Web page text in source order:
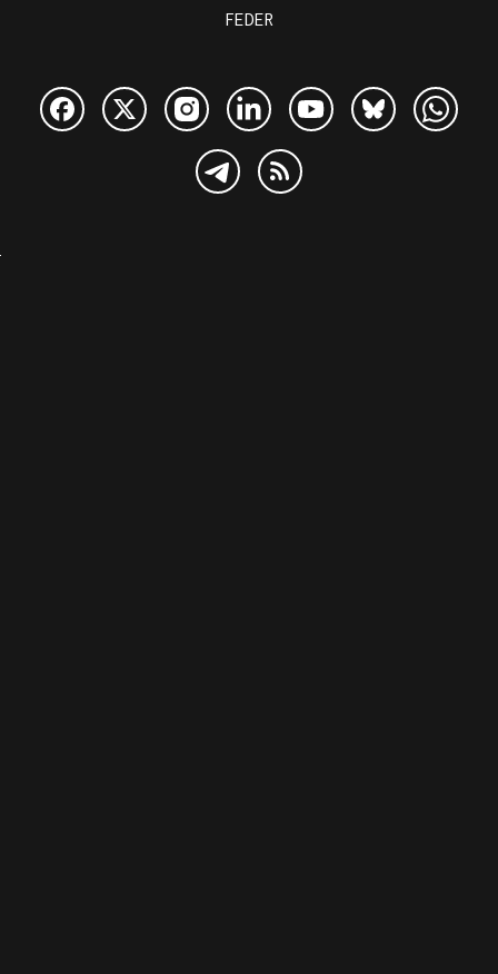
FEDER